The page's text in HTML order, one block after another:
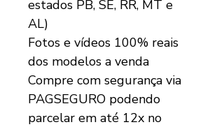
estados PB, SE, RR, MT e
AL)
Fotos e vídeos 100% reais
dos modelos a venda
Compre com segurança via
PAGSEGURO podendo
parcelar em até 12x no